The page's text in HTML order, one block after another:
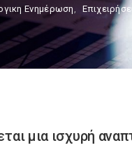
Ενημέρωση,
μια ισχυρή